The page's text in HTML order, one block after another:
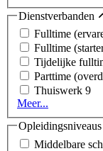
Dienstverbanden
Fulltime
Fulltime
Tijdelijke
Parttime
Thuiswerk 9
Meer...
Opleidingsniveaus
Middelbare